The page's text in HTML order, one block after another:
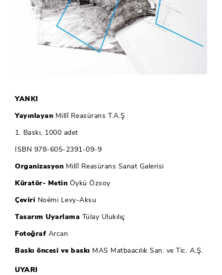
YANKI
Yayınlayan Millî Reasürans T.A.Ş
1. Baskı, 1000 adet
ISBN 978-605-2391-09-9
Organizasyon Millî Reasürans Sanat Galerisi
Küratör- Metin Öykü Özsoy
Çeviri Noémi Levy-Aksu
Tasarım Uyarlama Tülay Ulukılıç
Fotoğraf Arcan
Baskı öncesi ve baskı MAS Matbaacılık San. ve Tic. A.Ş.
UYARI